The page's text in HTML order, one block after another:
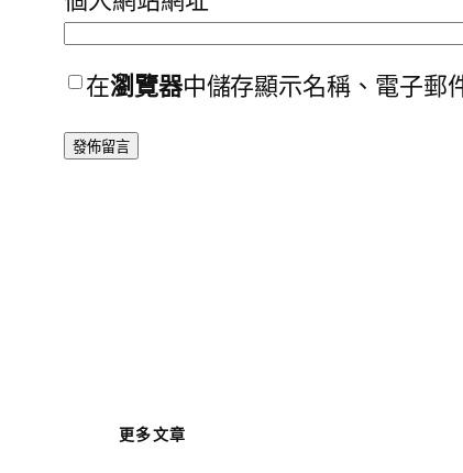
在瀏覽器中儲存顯示名稱、電子郵
更多文章